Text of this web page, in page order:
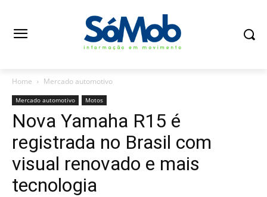
Home Mercado automotivo
Mercado automotivo Motos
Nova Yamaha R15 é
registrada no Brasil com
visual renovado e mais
tecnologia